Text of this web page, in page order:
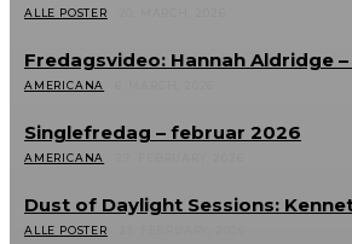
ALLE POSTER
Fredagsvideo: Hannah Aldridge
AMERICANA
Singlefredag – februar 2026
AMERICANA
Dust of Daylight Sessions:
ALLE POSTER